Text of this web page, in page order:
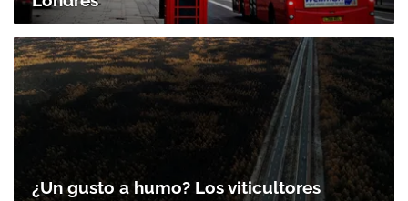
¿Un gusto a humo? Los viticultores